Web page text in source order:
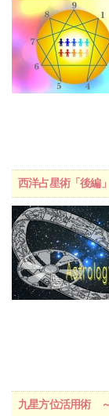
西洋占星術「後編
九星方位活用術